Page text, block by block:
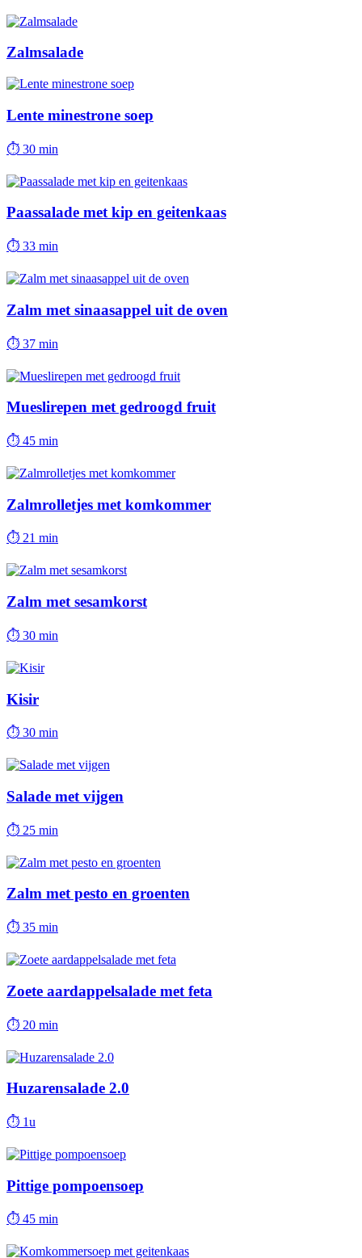
Zalmsalade
Lente minestrone soep
⏱ 30 min
Paassalade met kip en geitenkaas
⏱ 33 min
Zalm met sinaasappel uit de oven
⏱ 37 min
Mueslirepen met gedroogd fruit
⏱ 45 min
Zalmrolletjes met komkommer
⏱ 21 min
Zalm met sesamkorst
⏱ 30 min
Kisir
⏱ 30 min
Salade met vijgen
⏱ 25 min
Zalm met pesto en groenten
⏱ 35 min
Zoete aardappelsalade met feta
⏱ 20 min
Huzarensalade 2.0
⏱ 1u
Pittige pompoensoep
⏱ 45 min